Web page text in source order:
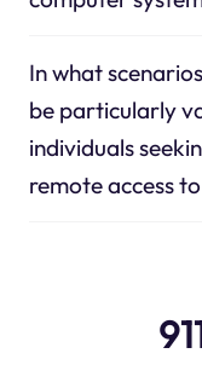
In what
be particularly
individuals
remote access